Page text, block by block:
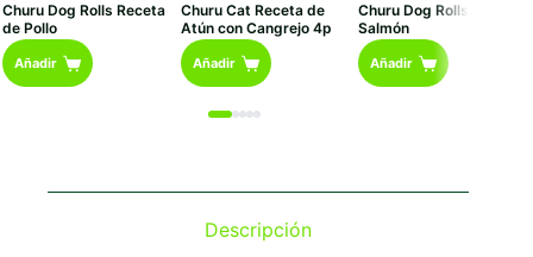
Churu Dog Rolls Receta
de Pollo
Añadir
Churu Cat Receta de
Atún con Cangrejo 4p
Añadir
Churu Dog Rolls Pollo y
Salmón
Añadir
Descripción